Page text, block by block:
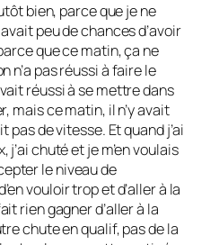
bien, parce que je ne
peu de chances d’avoir
que ce matin, ça ne
n’a pas réussi à faire le
réussi à se mettre dans
mais ce matin, il n’y avait
pas de vitesse. Et quand j’ai
chuté et je m’en voulais
le niveau de
vouloir trop et d’aller à la
rien gagner d’aller à la
chute en qualif, pas de la